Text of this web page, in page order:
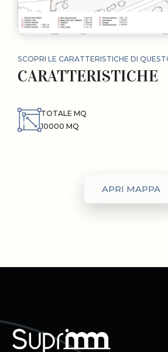
SCOPRI LE CARATTERISTICHE DI
CARATTERISTICHE
TOTALE MQ
10000 MQ
APRI MAPPA